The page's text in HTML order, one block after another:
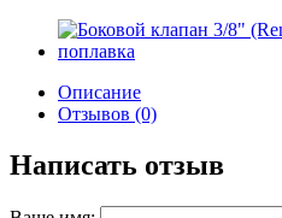
Описание
Отзывов (0)
Написать отзыв